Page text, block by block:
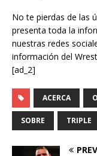
No te pierdas de las
presenta toda la
nuestras redes
información del
[ad_2]
ACERCA
SOBRE TRIPLE